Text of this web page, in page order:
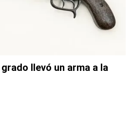
llevó un arma a la